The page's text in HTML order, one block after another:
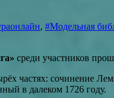
, #Модельная
среди участников
сочинение
в далеком 1726 году.